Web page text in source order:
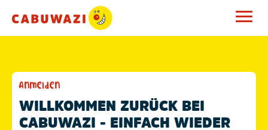
M
E
Anmelden
WILLKOMMEN ZURÜCK BEI
CABUWAZI - EINFACH WIEDER